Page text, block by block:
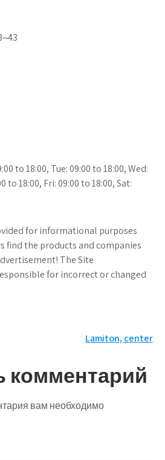
to 18:00, Tue: 09:00 to 18:00, Wed:
to 18:00, Fri: 09:00 to 18:00, Sat:
for informational purposes
find the products and companies
The Site
for incorrect or changed
Lamiton, center
комментарий
вам необходимо